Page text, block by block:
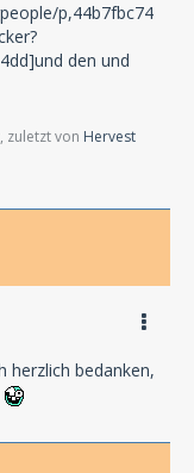
p,44b7fbc74
den und
zuletzt von Hervest
herzlich bedanken,